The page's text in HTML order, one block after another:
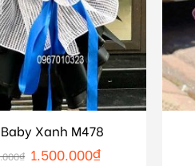
Xanh M478
₫ 1.500.000₫